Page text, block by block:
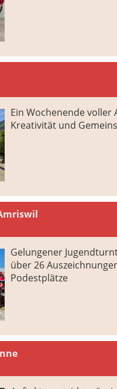
Ein Wochenende voller
Kreativität und
Gelungener
über 26
Podestplätze